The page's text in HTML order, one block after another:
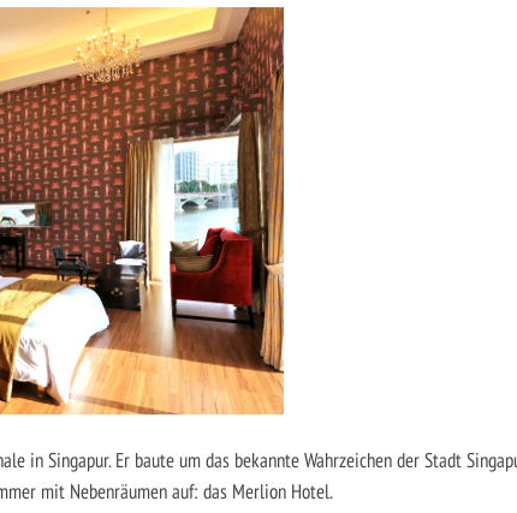
in Singapur. Er baute um das bekannte Wahrzeichen der Stadt
mit Nebenräumen auf: das Merlion Hotel.